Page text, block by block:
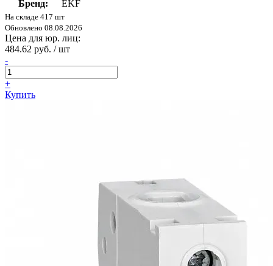
Бренд:
EKF
На складе 417 шт
Обновлено 08.08.2026
Цена для юр. лиц:
484.62 руб. / шт
-
+
Купить